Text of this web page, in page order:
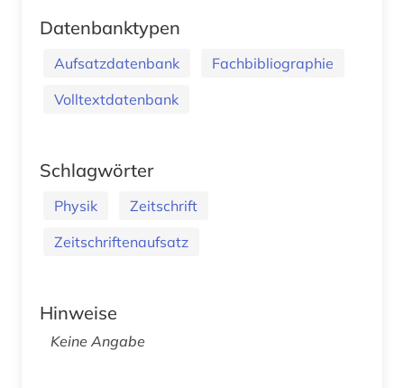
Datenbanktypen
Aufsatzdatenbank
Fachbibliographie
Volltextdatenbank
Schlagwörter
Physik
Zeitschrift
Zeitschriftenaufsatz
Hinweise
Keine Angabe